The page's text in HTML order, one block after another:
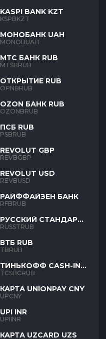
KASPI BANK KZT
KSPBKZT
МОНОБАНК UAH
MONOBUAH
МТС БАНК RUB
MTSBRUB
ОТКРЫТИЕ RUB
OPNBRUB
OZON БАНК RUB
OZONBRUB
ПСБ RUB
PSBRUB
REVOLUT GBP
REVBGBP
REVOLUT USD
REVBUSD
РАЙФФАЙЗЕН БАНК
RFBRUB
РУССКИЙ СТАНДАРТ
RUB
RUSSTRUB
ВТБ RUB
TBRUB
ТИНЬКОФФ CASH-IN
RUB
TCSBCRUB
КАРТА UNIONPAY CNY
UPCNY
UPI INR
UPIINR
КАРТА UZCARD UZS